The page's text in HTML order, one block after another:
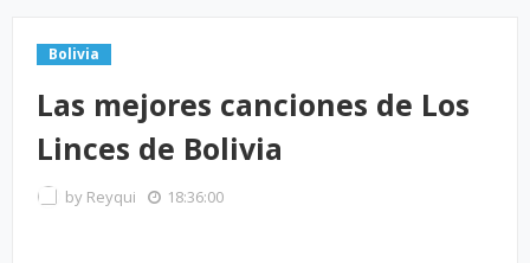
Bolivia
Las mejores canciones de Los
Linces de Bolivia
by Reyqui 18:36:00